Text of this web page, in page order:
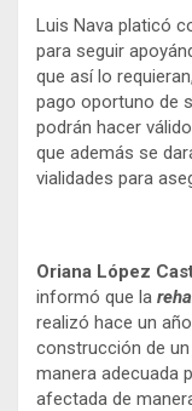
Luis Nava platicó
para seguir
que así lo
pago oportuno de
podrán hacer
que además se
vialidades para
Oriana López
informó que la
realizó hace un
construcción de
manera adecuada
afectada de